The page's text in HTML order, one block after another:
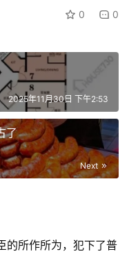
0 0
2025年11月30日 下午2:53
了
Next
的所作所为，犯下了普